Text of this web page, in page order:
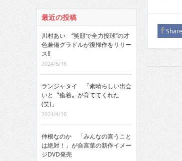
Share
最近の投稿
川村あい “笑顔で全力投球”の才
色兼備グラドルが復帰作をリリー
ス!!
2024/5/16
ランジャタイ 「素晴らしい出会
いと〝癒着〟が育ててくれた
(笑)」
2024/4/16
仲根なのか 「みんなの言うこと
は絶対！」が合言葉の新作イメー
ジDVD発売